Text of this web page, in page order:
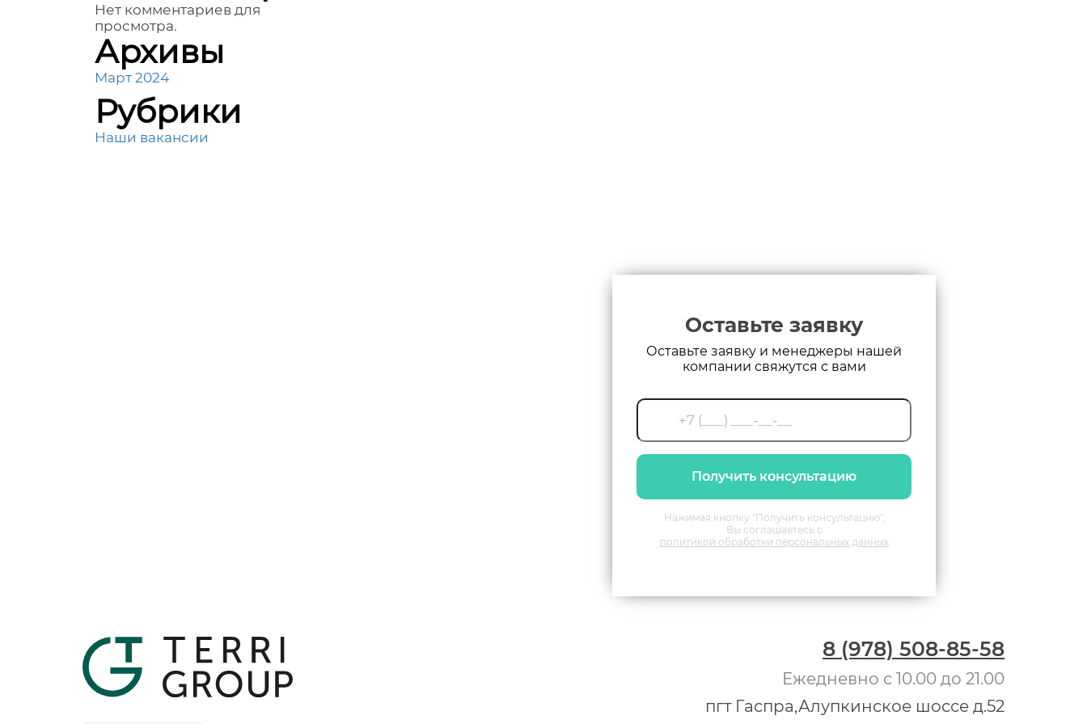
Нет комментариев для
просмотра.
Архивы
Март 2024
Рубрики
Наши вакансии
Оставьте заявку
Оставьте заявку и менеджеры нашей
компании свяжутся с вами
Получить консультацию
Нажимая кнопку "Получить консультацию",
Вы соглашаетесь с
политикой обработки персональных данных
8 (978) 508-85-58
Ежедневно с 10.00 до 21.00
пгт Гаспра,Алупкинское шоссе д.52